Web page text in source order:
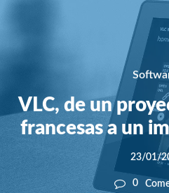
VLC, de un
francesas a un
23/01/
0